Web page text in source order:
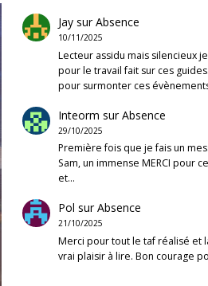
Jay surAbsence
10/11/2025
Lecteur assidu mais silencieux
pour le travail fait sur ces
pour surmonter ces
Inteorm surAbsence
29/10/2025
Première fois que je fais un
Sam, un immense MERCI pour
et…
Pol surAbsence
21/10/2025
Merci pour tout le taf réalisé et
vrai plaisir à lire. Bon courage